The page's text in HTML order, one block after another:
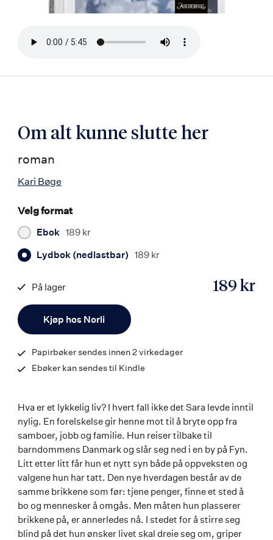
Bla
Om alt kunne slutte her
roman
Kari Bøge
Velg format
Ebok 189 kr
Lydbok (nedlastbar) 189 kr
Kjøp hos Norli
189 kr
På lager
9788203392382
Papirbøker sendes innen 2 virkedager
Ebøker kan sendes til Kindle
Hva er et lykkelig liv? I hvert fall ikke det Sara levde inntil
nylig. En forelskelse gir henne mot til å bryte opp fra
samboer, jobb og familie. Hun reiser tilbake til
barndommens Danmark og slår seg ned i en by på Fyn.
Litt etter litt får hun et nytt syn både på oppveksten og
valgene hun har tatt. Den nye hverdagen består av de
samme brikkene som før: tjene penger, finne et sted å
bo og mennesker å omgås. Men måten hun plasserer
brikkene på, er annerledes nå. I stedet for å stirre seg
blind på det hun ønsker livet skal dreie seg om, griper